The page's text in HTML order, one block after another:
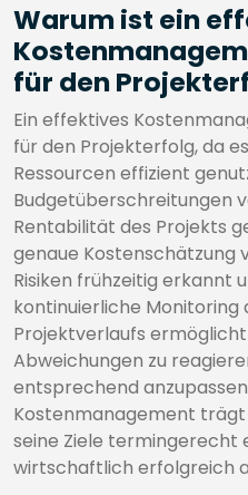
Warum ist ein
für den
Ein effektives
für den Projekterfolg, da
Ressourcen effizient
Budgetüberschreitungen
Rentabilität des Projekts
genaue Kostenschätzung
Risiken frühzeitig erkannt
kontinuierliche Monitoring
Projektverlaufs
Abweichungen zu
entsprechend
Kostenmanagement trägt
seine Ziele termingerecht
wirtschaftlich erfolgreich